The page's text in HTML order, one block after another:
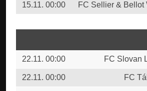
15.11. 00:00 FC Sellier & Bellot
22.11. 00:00 FC Slovan
22.11. 00:00 FC